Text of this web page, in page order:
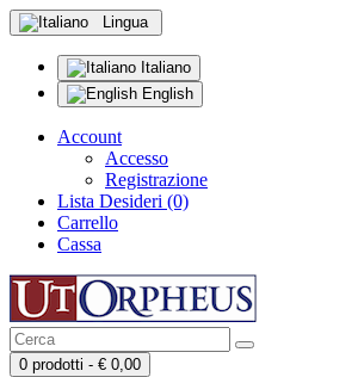
Lingua
Italiano
English
Account
Accesso
Registrazione
Lista Desideri (0)
Carrello
Cassa
0 prodotti - € 0,00